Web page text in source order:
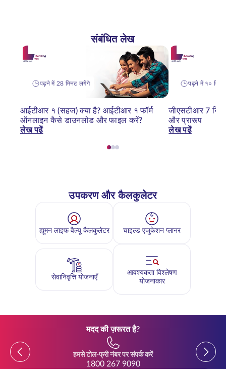
संबंधित लेख
पढ़ने में 28 मिनट लगेंगे
आईटीआर १ (सहज) क्या है? आईटीआर १ फॉर्म
ऑनलाइन कैसे डाउनलोड और फाइल करें?
लेख पढ़ें
पढ़ने में १०
जीएसटीआर 7
और प्रारूप
लेख पढ़ें
उपकरण और कैलकुलेटर
ह्यूमन लाइफ वैल्यू कैलकुलेटर चाइल्ड एजुकेशन प्लानर
सेवानिवृत्ति योजनाएँ
आवश्यकता विश्लेषण
योजनाकार
मदद की ज़रूरत है?
Previous
हमसे टोल-फ्री नंबर पर संपर्क करें
1800 267 9090
Previous